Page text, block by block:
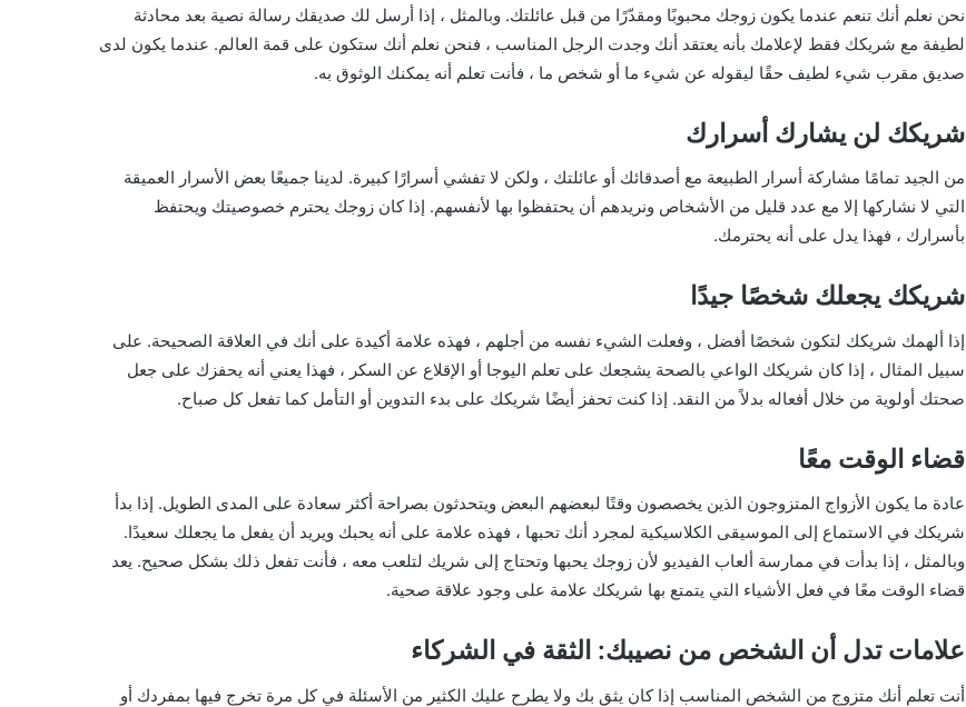
نحن نعلم أنك تنعم عندما يكون زوجك محبوبًا ومقدّرًا من قبل عائلتك. وبالمثل ، إذا أرسل لك صديقك رسالة نصية بعد محادثة
لطيفة مع شريكك فقط لإعلامك بأنه يعتقد أنك وجدت الرجل المناسب ، فنحن نعلم أنك ستكون على قمة العالم. عندما يكون لدى
صديق مقرب شيء لطيف حقًا ليقوله عن شيء ما أو شخص ما ، فأنت تعلم أنه يمكنك الوثوق به.
شريكك لن يشارك أسرارك
من الجيد تمامًا مشاركة أسرار الطبيعة مع أصدقائك أو عائلتك ، ولكن لا تفشي أسرارًا كبيرة. لدينا جميعًا بعض الأسرار العميقة
التي لا نشاركها إلا مع عدد قليل من الأشخاص ونريدهم أن يحتفظوا بها لأنفسهم. إذا كان زوجك يحترم خصوصيتك ويحتفظ
بأسرارك ، فهذا يدل على أنه يحترمك.
شريكك يجعلك شخصًا جيدًا
إذا ألهمك شريكك لتكون شخصًا أفضل ، وفعلت الشيء نفسه من أجلهم ، فهذه علامة أكيدة على أنك في العلاقة الصحيحة. على
سبيل المثال ، إذا كان شريكك الواعي بالصحة يشجعك على تعلم اليوجا أو الإقلاع عن السكر ، فهذا يعني أنه يحفزك على جعل
صحتك أولوية من خلال أفعاله بدلاً من النقد. إذا كنت تحفز أيضًا شريكك على بدء التدوين أو التأمل كما تفعل كل صباح.
قضاء الوقت معًا
عادة ما يكون الأزواج المتزوجون الذين يخصصون وقتًا لبعضهم البعض ويتحدثون بصراحة أكثر سعادة على المدى الطويل. إذا بدأ
شريكك في الاستماع إلى الموسيقى الكلاسيكية لمجرد أنك تحبها ، فهذه علامة على أنه يحبك ويريد أن يفعل ما يجعلك سعيدًا.
وبالمثل ، إذا بدأت في ممارسة ألعاب الفيديو لأن زوجك يحبها وتحتاج إلى شريك لتلعب معه ، فأنت تفعل ذلك بشكل صحيح. يعد
قضاء الوقت معًا في فعل الأشياء التي يتمتع بها شريكك علامة على وجود علاقة صحية.
علامات تدل أن الشخص من نصيبك: الثقة في الشركاء
أنت تعلم أنك متزوج من الشخص المناسب إذا كان يثق بك ولا يطرح عليك الكثير من الأسئلة في كل مرة تخرج فيها بمفردك أو